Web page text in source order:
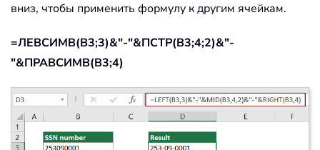
вниз, чтобы применить формулу к другим ячейкам.
=ЛЕВСИМВ(B3;3)&"-"&ПСТР(B3;4;2)&"-
"&ПРАВСИМВ(B3;4)